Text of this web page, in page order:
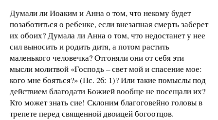
Думали ли Иоаким и Анна о том, что некому будет
позаботиться о ребенке, если внезапная смерть заберет
их обоих? Думала ли Анна о том, что недостанет у нее
сил выносить и родить дитя, а потом растить
маленького человечка? Отгоняли они от себя эти
мысли молитвой «Господь – свет мой и спасение мое:
кого мне бояться?» (Пс. 26: 1)? Или такие помыслы под
действием благодати Божией вообще не посещали их?
Кто может знать сие! Склоним благоговейно головы в
трепете перед священной двоицей богоотцов.